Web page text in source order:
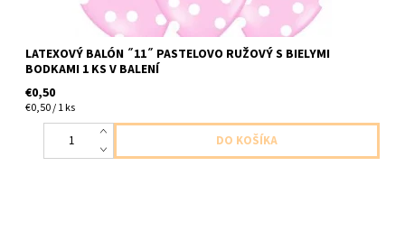
LATEXOVÝ BALÓN ˝11˝ PASTELOVO RUŽOVÝ S BIELYMI
BODKAMI 1 KS V BALENÍ
€0,50
€0,50 / 1 ks